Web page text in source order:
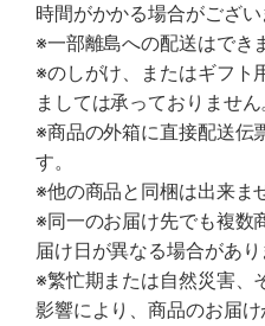
時間がかかる場合がござい
※一部離島への配送はでき
※のしがけ、またはギフト
ましては承っておりません
※商品の外箱に直接配送伝
す。
※他の商品と同梱は出来ま
※同一のお届け先でも複数
届け日が異なる場合があり
※繁忙期または自然災害、
影響により、商品のお届